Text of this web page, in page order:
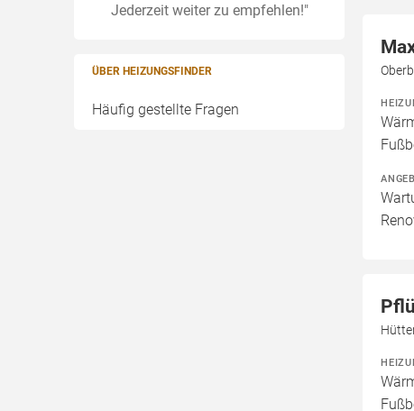
Jederzeit weiter zu empfehlen!"
ÜBER HEIZUNGSFINDER
Häufig gestellte Fragen